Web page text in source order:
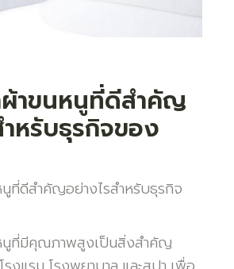
ผ้าขนหนูที่ดีสำคัญ
หรับธุรกิจของ
นูที่ดีสำคัญอย่างไรสำหรับธุรกิจ
นูที่มีคุณภาพสูงเป็นสิ่งสำคัญ
งแรม โรงพยาบาล และสปา เพื่อ